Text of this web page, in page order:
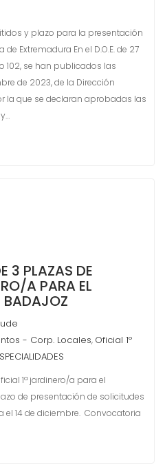
y plazo para la presentación
Extremadura En el D.O.E. de 27
102, se han publicados las
de 2023, de la Dirección
la que se declaran aprobadas las
3 PLAZAS DE
A PARA EL
BADAJOZ
- Corp. Locales, Oficial 1º
1ª jardinero/a para el
de presentación de solicitudes
el 14 de diciembre. Convocatoria